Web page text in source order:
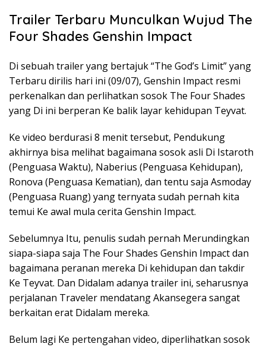
Trailer Terbaru Munculkan Wujud The
Four Shades Genshin Impact
Di sebuah trailer yang bertajuk “The God’s Limit” yang
Terbaru dirilis hari ini (09/07), Genshin Impact resmi
perkenalkan dan perlihatkan sosok The Four Shades
yang Di ini berperan Ke balik layar kehidupan Teyvat.
Ke video berdurasi 8 menit tersebut, Pendukung
akhirnya bisa melihat bagaimana sosok asli Di Istaroth
(Penguasa Waktu), Naberius (Penguasa Kehidupan),
Ronova (Penguasa Kematian), dan tentu saja Asmoday
(Penguasa Ruang) yang ternyata sudah pernah kita
temui Ke awal mula cerita Genshin Impact.
Sebelumnya Itu, penulis sudah pernah Merundingkan
siapa-siapa saja The Four Shades Genshin Impact dan
bagaimana peranan mereka Di kehidupan dan takdir
Ke Teyvat. Dan Didalam adanya trailer ini, seharusnya
perjalanan Traveler mendatang Akansegera sangat
berkaitan erat Didalam mereka.
Belum lagi Ke pertengahan video, diperlihatkan sosok